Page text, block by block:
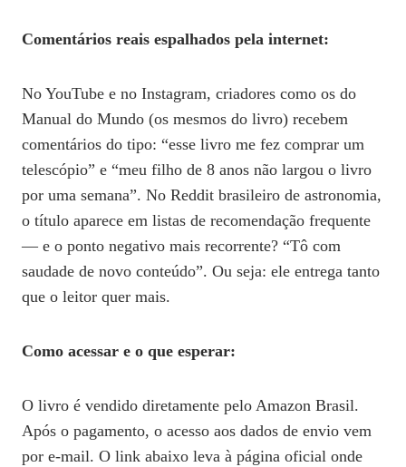
Comentários reais espalhados pela internet:
No YouTube e no Instagram, criadores como os do
Manual do Mundo (os mesmos do livro) recebem
comentários do tipo: “esse livro me fez comprar um
telescópio” e “meu filho de 8 anos não largou o livro
por uma semana”. No Reddit brasileiro de astronomia,
o título aparece em listas de recomendação frequente
— e o ponto negativo mais recorrente? “Tô com
saudade de novo conteúdo”. Ou seja: ele entrega tanto
que o leitor quer mais.
Como acessar e o que esperar:
O livro é vendido diretamente pelo Amazon Brasil.
Após o pagamento, o acesso aos dados de envio vem
por e-mail. O link abaixo leva à página oficial onde